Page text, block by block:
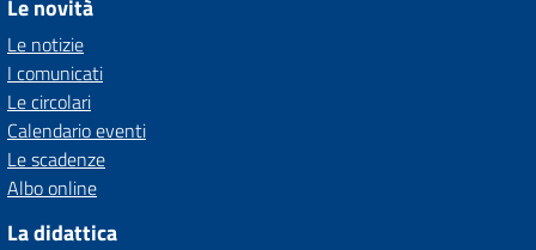
Le novità
Le notizie
I comunicati
Le circolari
Calendario eventi
Le scadenze
Albo online
La didattica